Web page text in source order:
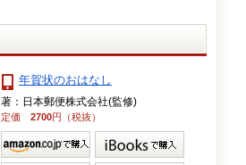
年賀状のおはなし
著：日本郵便株式会社(監修)
定価 2700円（税抜）